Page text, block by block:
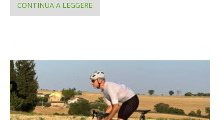
CONTINUA A LEGGERE